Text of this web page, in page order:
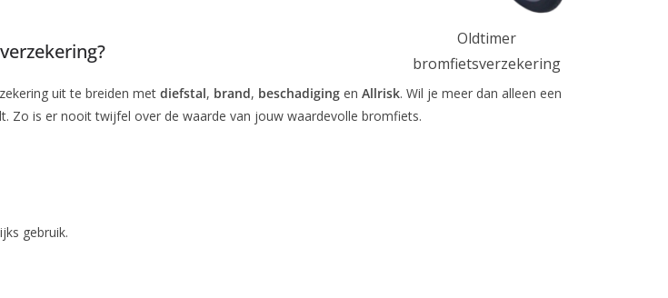
Oldtimer
bromfietsverzekering
uit te breiden met diefstal, brand, beschadiging en Allrisk. Wil je meer dan alleen een
Zo is er nooit twijfel over de waarde van jouw waardevolle bromfiets.
gebruik.